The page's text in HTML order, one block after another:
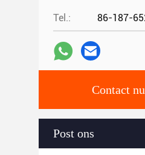
Tel.:
Contact nu
Post ons